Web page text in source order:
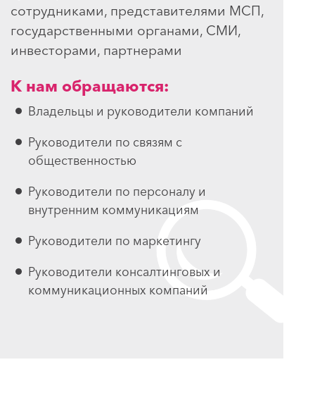
сотрудниками, представителями МСП,
государственными органами, СМИ,
инвесторами, партнерами
К нам обращаются:
Владельцы и руководители компаний
Руководители по связям с
общественностью
Руководители по персоналу и
внутренним коммуникациям
Руководители по маркетингу
Руководители консалтинговых и
коммуникационных компаний